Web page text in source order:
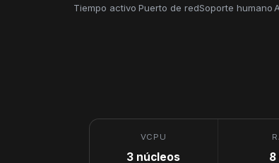
Tiempo activo Puerto de redSoporte humano
VCPU
3 núcleos 8